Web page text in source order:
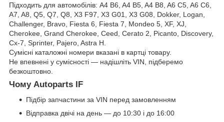
Підходить для автомобілів: A4 B6, A4 B5, A4 B8, A6 C5, A6 C6,
A7, A8, Q5, Q7, Q8, X3 F97, X3 G01, X3 G08, Dokker, Logan,
Challenger, Bravo, Fiesta 6, Fiesta 7, Mondeo 5, XF, XJ,
Cherokee, Grand Cherokee, Ceed, Cerato 2, Picanto, Discovery,
Cx-7, Sprinter, Pajero, Astra H.
Сумісні каталожні номери вказані в картці товару.
Не впевнені у сумісності — надішліть VIN, підберемо
безкоштовно.
Чому Autoparts IF
Підбір запчастини за VIN перед замовленням
Відправка двічі на день — до 10:30 і до 16:00